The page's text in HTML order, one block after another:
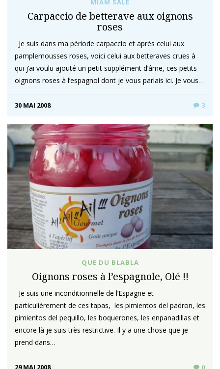
MIAM SALÉ
Carpaccio de betterave aux oignons
roses
Je suis dans ma période carpaccio et après celui aux
pamplemousses roses, voici celui aux betteraves crues à
qui j’ai voulu ajouté un petit supplément d’âme, ces petits
oignons roses à l’espagnol dont je vous parlais ici. Je vous…
30 MAI 2008 3
QUE DU BLABLA
Oignons roses à l’espagnole, Olé !!
Je suis une inconditionnelle de l’Espagne et
particulièrement de ces tapas, les pimientos del padron, les
pimientos del pequillo, les boquerones, les enpanadillas et
encore là je suis très restrictive. Il y a une chose que je
prend dans…
29 MAI 2008 0